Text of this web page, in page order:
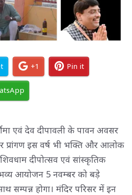
+1 Pin it
एवं देव दीपावली के पावन अवसर
प्रांगण इस वर्ष भी भक्ति और आलोक
दीपोत्सव एवं सांस्कृतिक
आयोजन 5 नवम्बर को बड़े
सम्पन्न होगा। मंदिर परिसर में इन